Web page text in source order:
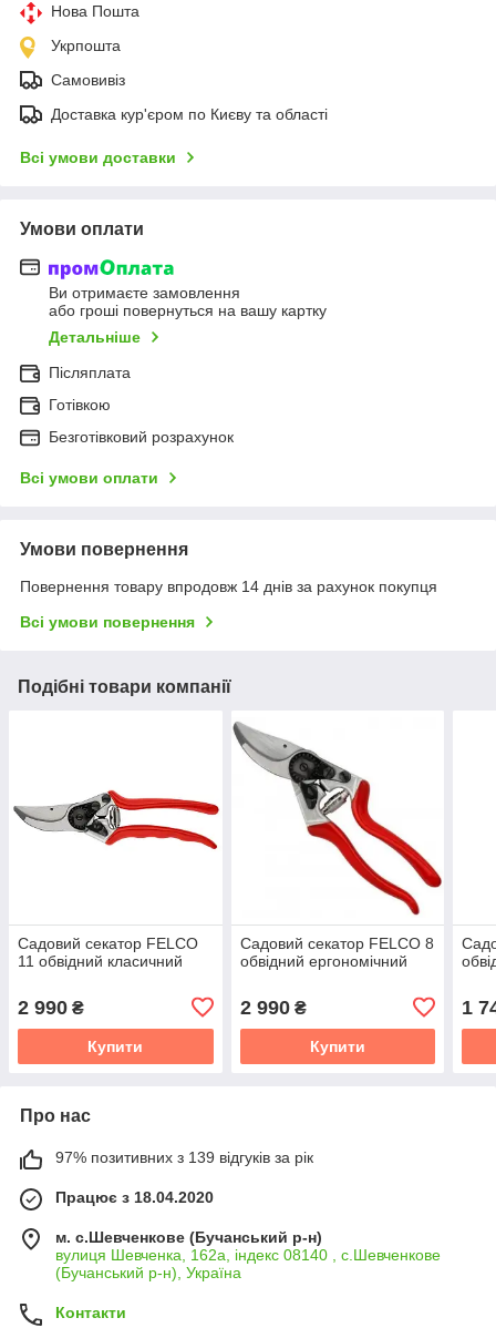
Нова Пошта
Укрпошта
Самовивіз
Доставка кур'єром по Києву та області
Всі умови доставки
Умови оплати
Ви отримаєте замовлення
або гроші повернуться на вашу картку
Детальніше
Післяплата
Готівкою
Безготівковий розрахунок
Всі умови оплати
Умови повернення
Повернення товару впродовж 14 днів за рахунок покупця
Всі умови повернення
Подібні товари компанії
Садовий секатор FELCO
11 обвідний класичний
2 990 ₴
Купити
Садовий секатор FELCO 8
обвідний ергономічний
2 990₴
Купити
1
Про нас
97% позитивних з 139 відгуків за рік
Працює з 18.04.2020
м. с.Шевченкове (Бучанський р-н)
вулиця Шевченка, 162а, індекс 08140 , с.Шевченкове
(Бучанський р-н), Україна
Контакти